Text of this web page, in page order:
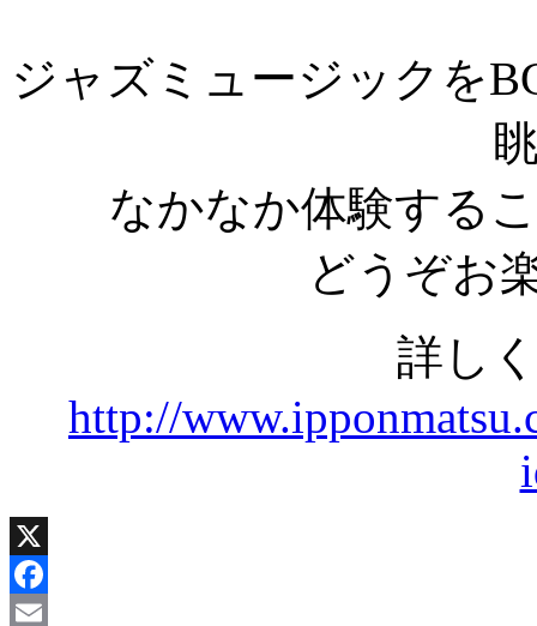
ジャズミュージックを
なかなか体験する
どうぞお
詳し
http://
X
Facebook